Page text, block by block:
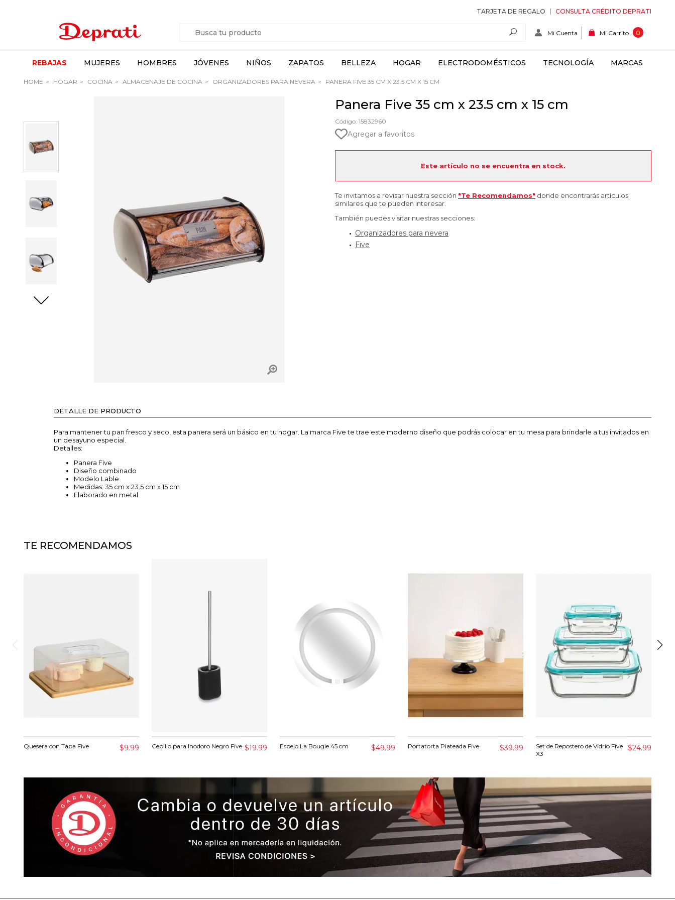
TARJETA DE REGALO CONSULTA CRÉDITO DEPRATI
Mi Cuenta Mi Carrito 0
REBAJAS MUJERES HOMBRES JÓVENES NIÑOS ZAPATOS BELLEZA HOGAR ELECTRODOMÉSTICOS TECNOLOGÍA MARCAS
HOME HOGAR COCINA ALMACENAJE DE COCINA ORGANIZADORES PARA NEVERA PANERA FIVE 35 CM X 23.5 CM X 15 CM
Panera Five 35 cm x 23.5 cm x 15 cm
Código: 15832960
Agregar a favoritos
Este artículo no se encuentra en stock.
Te invitamos a revisar nuestra sección "Te Recomendamos" donde encontrarás artículos
similares que te pueden interesar.
También puedes visitar nuestras secciones:
Organizadores para nevera
Five
DETALLE DE PRODUCTO
Para mantener tu pan fresco y seco, esta panera será un básico en tu hogar. La marca Five te trae este moderno diseño que podrás colocar en tu mesa para brindarle a tus invitados en
un desayuno especial.
Detalles:
Panera Five
Diseño combinado
Modelo Lable
Medidas: 35 cm x 23.5 cm x 15 cm
Elaborado en metal
TE RECOMENDAMOS
Quesera con Tapa Five $9.99 Cepillo para Inodoro Negro Five $19.99 Espejo La Bougie 45 cm $49.99 Portatorta Plateada Five $39.99
Set de Repostero de Vidrio Five
X3
$24.99